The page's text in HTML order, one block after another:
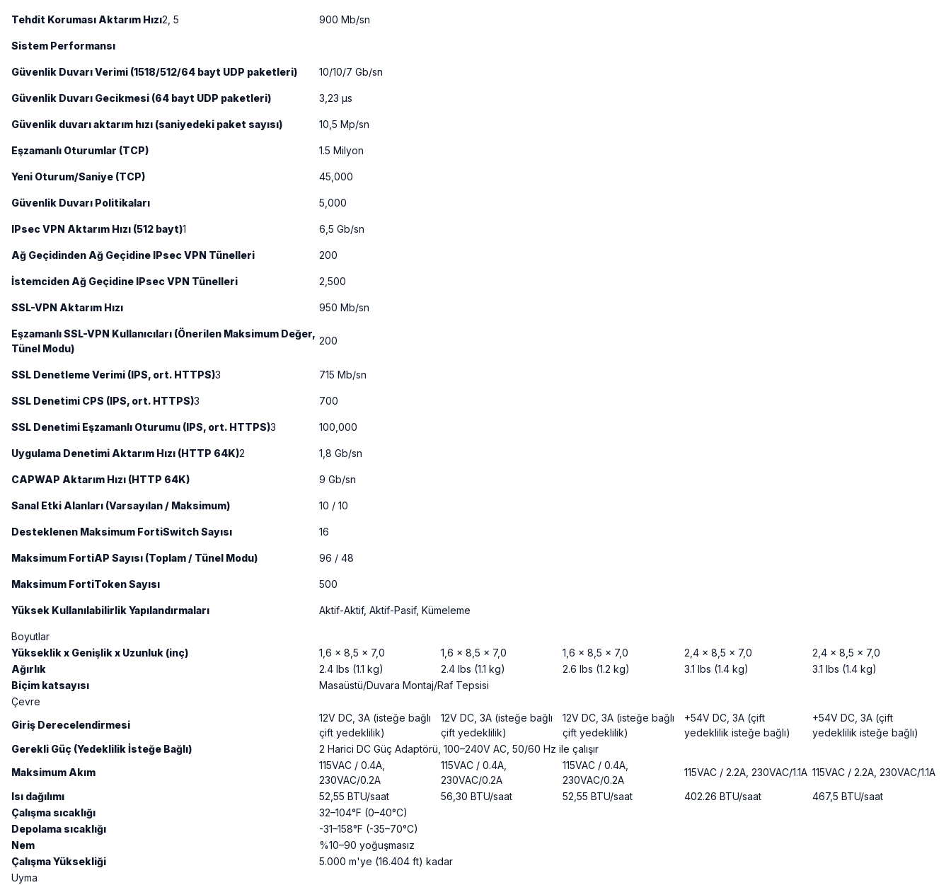
Tehdit Koruması Aktarım Hızı2, 5 900 Mb/sn
Sistem Performansı
Güvenlik Duvarı Verimi (1518/512/64 bayt UDP paketleri) 10/10/7 Gb/sn
Güvenlik Duvarı Gecikmesi (64 bayt UDP paketleri) 3,23 μs
Güvenlik duvarı aktarım hızı (saniyedeki paket sayısı) 10,5 Mp/sn
Eşzamanlı Oturumlar (TCP) 1.5 Milyon
Yeni Oturum/Saniye (TCP) 45,000
Güvenlik Duvarı Politikaları 5,000
IPsec VPN Aktarım Hızı (512 bayt)1 6,5 Gb/sn
Ağ Geçidinden Ağ Geçidine IPsec VPN Tünelleri 200
İstemciden Ağ Geçidine IPsec VPN Tünelleri 2,500
SSL-VPN Aktarım Hızı 950 Mb/sn
Eşzamanlı SSL-VPN Kullanıcıları (Önerilen Maksimum Değer,
Tünel Modu)
200
SSL Denetleme Verimi (IPS, ort. HTTPS)3 715 Mb/sn
SSL Denetimi CPS (IPS, ort. HTTPS)3 700
SSL Denetimi Eşzamanlı Oturumu (IPS, ort. HTTPS)3 100,000
Uygulama Denetimi Aktarım Hızı (HTTP 64K)2 1,8 Gb/sn
CAPWAP Aktarım Hızı (HTTP 64K) 9 Gb/sn
Sanal Etki Alanları (Varsayılan / Maksimum) 10 / 10
Desteklenen Maksimum FortiSwitch Sayısı 16
Maksimum FortiAP Sayısı (Toplam / Tünel Modu) 96 / 48
Maksimum FortiToken Sayısı 500
Yüksek Kullanılabilirlik Yapılandırmaları Aktif-Aktif, Aktif-Pasif, Kümeleme
Boyutlar
Yükseklik x Genişlik x Uzunluk (inç)
1,6 x 8,5 x 7,0 1,6 x 8,5 x 7,0 1,6 x 8,5 x 7,0 2,4 x 8,5 x 7,0
2,4 x 8,5 x 7,0
Ağırlık
2.4 lbs (1.1 kg) 2.4 lbs (1.1 kg) 2.6 lbs (1.2 kg) 3.1 lbs (1.4 kg)
3.1 lbs (1.4 kg)
Biçim katsayısı
Masaüstü/Duvara Montaj/Raf Tepsisi
Çevre
Giriş Derecelendirmesi
12V DC, 3A (isteğe bağlı
çift yedeklilik)
12V DC, 3A (isteğe bağlı
çift yedeklilik)
12V DC, 3A (isteğe bağlı
çift yedeklilik)
+54V DC, 3A (çift
yedeklilik isteğe bağlı)
+54V DC, 3A (çift
yedeklilik isteğe bağlı)
Gerekli Güç (Yedeklilik İsteğe Bağlı)
2 Harici DC Güç Adaptörü, 100–240V AC, 50/60 Hz ile çalışır
Maksimum Akım
115VAC / 0.4A,
230VAC/0.2A
115VAC / 0.4A,
230VAC/0.2A
115VAC / 0.4A,
230VAC/0.2A
115VAC / 2.2A, 230VAC/1.1A 115VAC / 2.2A, 230VAC/1.1A
Isı dağılımı
52,55 BTU/saat 56,30 BTU/saat 52,55 BTU/saat 402.26 BTU/saat
467,5 BTU/saat
Çalışma sıcaklığı
32–104°F (0–40°C)
Depolama sıcaklığı
-31–158°F (-35–70°C)
Nem
%10–90 yoğuşmasız
Çalışma Yüksekliği
5.000 m'ye (16.404 ft) kadar
Uyma